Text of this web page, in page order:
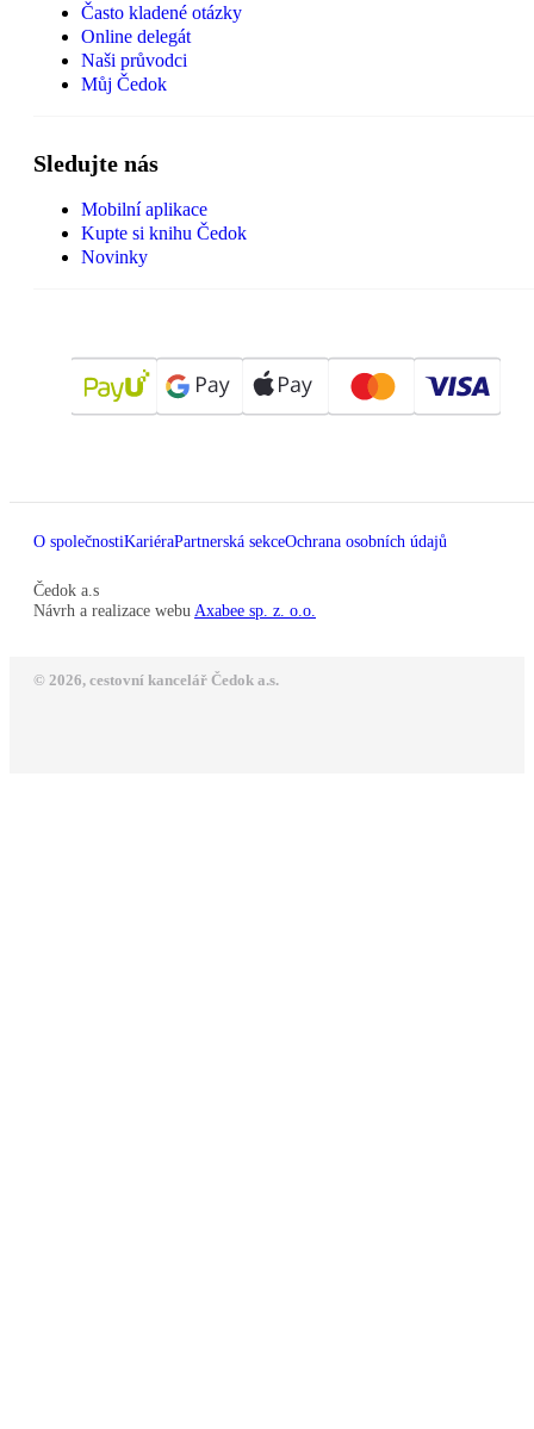
Často kladené otázky
Online delegát
Naši průvodci
Můj Čedok
Sledujte nás
Mobilní aplikace
Kupte si knihu Čedok
Novinky
O společnostiKariéraPartnerská sekceOchrana osobních údajů
Čedok a.s
Návrh a realizace webu Axabee sp. z. o.o.
© 2026, cestovní kancelář Čedok a.s.